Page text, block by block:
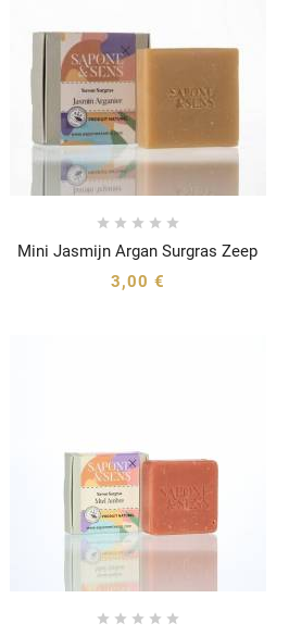
    
Mini Jasmijn Argan Surgras Zeep

3,00 €
    